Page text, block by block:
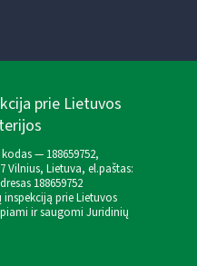
prie Lietuvos
— 188659752,
Vilnius, Lietuva, el.paštas:
188659752
prie Lietuvos
ir saugomi Juridinių